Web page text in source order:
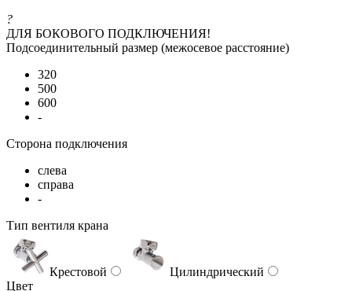
?
ДЛЯ БОКОВОГО ПОДКЛЮЧЕНИЯ!
Подсоединительный размер (межосевое расстояние)
320
500
600
-
Сторона подключения
слева
справа
-
Тип вентиля крана
Крестовой
Цилиндрический
Цвет